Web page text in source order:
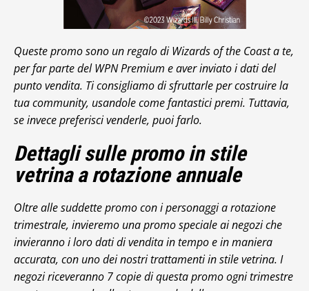
Queste promo sono un regalo di Wizards of the Coast a te,
per far parte del WPN Premium e aver inviato i dati del
punto vendita. Ti consigliamo di sfruttarle per costruire la
tua community, usandole come fantastici premi. Tuttavia,
se invece preferisci venderle, puoi farlo.
Dettagli sulle promo in stile
vetrina a rotazione annuale
Oltre alle suddette promo con i personaggi a rotazione
trimestrale, invieremo una promo speciale ai negozi che
invieranno i loro dati di vendita in tempo e in maniera
accurata, con uno dei nostri trattamenti in stile vetrina. I
negozi riceveranno 7 copie di questa promo ogni trimestre